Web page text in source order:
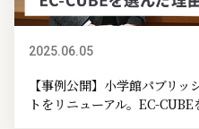
2025.06.05
【事例公開】小学館パブリ
トをリニューアル。EC-